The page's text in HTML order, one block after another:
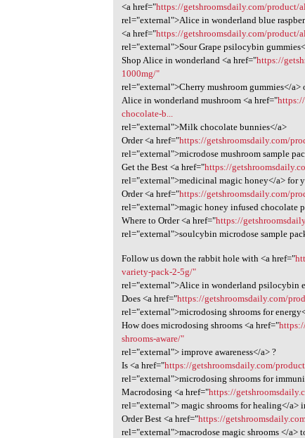
<a href="https://getshroomsdaily.com/product/
rel="external">Alice in wonderland blue
<a href="https://getshroomsdaily.com/product/
rel="external">Sour Grape psilocybin
Shop Alice in wonderland <a href="https://
1000mg/"
rel="external">Cherry mushroom gummies</a>
Alice in wonderland mushroom <a href="
chocolate-b...
rel="external">Milk chocolate bunnies</a>
Order <a href="https://getshroomsdaily.com/
rel="external">microdose mushroom sample
Get the Best <a href="https://
rel="external">medicinal magic honey</a> for
Order <a href="https://getshroomsdaily.com/
rel="external">magic honey infused chocolate
Where to Order <a href="https://
rel="external">soulcybin microdose sample
Follow us down the rabbit hole with <a href="
variety-pack-2-5g/"
rel="external">Alice in wonderland psilocybin
Does <a href="https://getshroomsdaily.com/
rel="external">microdosing shrooms for
How does microdosing shrooms <a href="
shrooms-aware/"
rel="external"> improve awareness</a> ?
Is <a href="https://getshroomsdaily.com/
rel="external">microdosing shrooms for
Macrodosing <a href="https://
rel="external"> magic shrooms for healing</a>
Order Best <a href="https://
rel="external">macrodose magic shrooms </a>